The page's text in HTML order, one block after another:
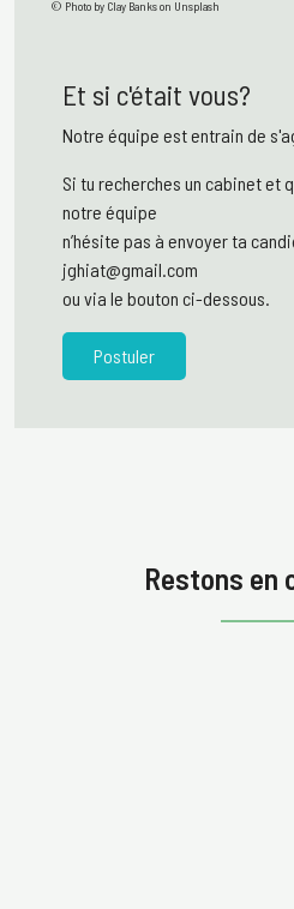
© Photo by Clay Banks on Unsplash
Et si c'était vous?
Notre équipe est entrain de
Si tu recherches un cabinet et
notre équipe
n’hésite pas à envoyer ta
jghiat@gmail.com
ou via le bouton ci-dessous.
Postuler
Restons en